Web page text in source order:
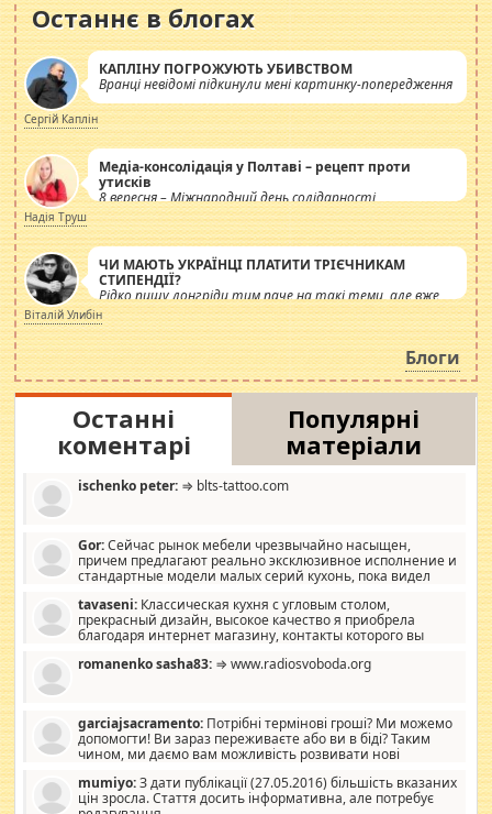
Останнє в блогах
КАПЛІНУ ПОГРОЖУЮТЬ УБИВСТВОМ
Вранці невідомі підкинули мені картинку-попередження
Сергій Каплін
Медіа-консолідація у Полтаві – рецепт проти
утисків
8 вересня – Міжнародний день солідарності
журналістів.
Надія Труш
ЧИ МАЮТЬ УКРАЇНЦІ ПЛАТИТИ ТРІЄЧНИКАМ
СТИПЕНДІЇ?
Рідко пишу лонгріди тим паче на такі теми, але вже
просто дістало! Обурюють сьогоднішні інсенуації
навколо стипендіального питання. Штучно
роздувається ще одна соціальна катастрофа.
Віталій Улибін
Блоги
Останні
коментарі
Популярні
матеріали
ischenko peter: ⇒ blts-tattoo.com
Gor:Сейчас рынок мебели чрезвычайно насыщен,
причем предлагают реально эксклюзивное исполнение и
стандартные модели малых серий кухонь, пока видел
стандартные формы, в MebelOk, креативненько и что главное -
со вкусом все в порядке, без ненужных наворотов удорожающих
мебель, а это не последний фактор.
tavaseni: Классическая кухня с угловым столом,
прекрасный дизайн, высокое качество я приобрела
благодаря интернет магазину, контакты которого вы
romanenko sasha83: ⇒ www.radiosvoboda.org
garciajsacramento: Потрібні термінові гроші? Ми можемо
допомогти! Ви зараз переживаєте або ви в біді? Таким
чином, ми даємо вам можливість розвивати нові
допомагати людям, які намагаються дати їм шанс. Кожен
заслуговує на другий шанс, і, оскільки влада не зможе, вони
mumiyo:З дати публікації (27.05.2016) більшість вказаних
цін зросла. Стаття досить інформативна, але потребує